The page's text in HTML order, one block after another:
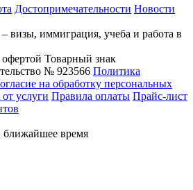
Достопримечательности Новости
визы, иммиграция, учеба и работа в
Товарный знак
№ 923566 Политика
на обработку персональных
услуги Правила оплаты Прайс-лист
ближайшее время